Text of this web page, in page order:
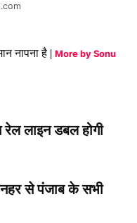
नापना है |More by Sonu
लाइन डबल होगी
से पंजाब के सभी